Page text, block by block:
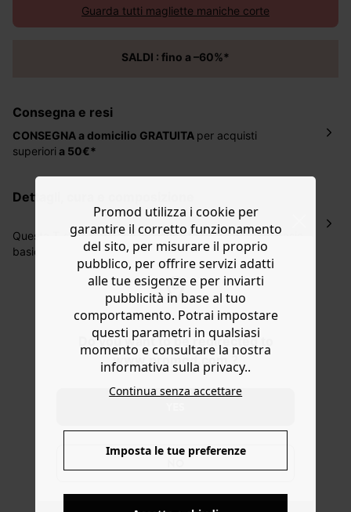
Do you want to be redirected to
www.promod.com ?
Guarda tutti magliette maniche corte
SALDI : fino a –60%*
Consegna e resi
CONSEGNA a domicilio GRATUITA per acquisti
superiori a 50€*
ordinazione, al costo di 4 € per ordini inferiori a 50 €.
decorrere dalla data dell’avvenuta ricezione.
Aiuto
dettagli, cura e composizione
Questa T-shirt in cotone a costine fa parte dei capi basic
basic! Dalla vestibilità aderente, si adatta perfettamente
a ogni situazione: viaggi, vacanze, sport e persino serate
eleganti, indossata sotto una giacca sartoriale. Girocollo,
bordo a costine, manica corta e fondo dritto. Contiene
cotone biologico, coltivato senza pesticidi, fertilizzanti
chimici né OGM.
Promod utilizza i cookie per
garantire il corretto funzionamento
del sito, per misurare il proprio
pubblico, per offrire servizi adatti
alle tue esigenze e per inviarti
pubblicità in base al tuo
comportamento. Potrai impostare
questi parametri in qualsiasi
momento e consultare la nostra
informativa sulla privacy..
Continua senza accettare
Imposta le tue preferenze